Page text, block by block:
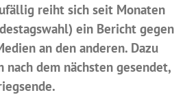
reiht sich seit Monaten
ein Bericht gegen
an den anderen. Dazu
dem nächsten gesendet,